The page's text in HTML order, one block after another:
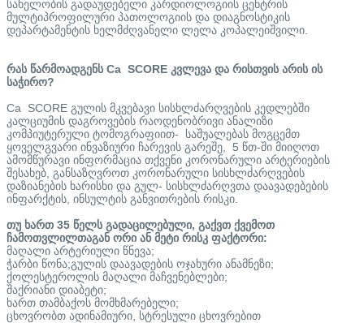
სახელობის გადაუდებელი კარდიოლოგიის ცენტრის
მულტიპროფილური პათოლოგიის და დიაგნოსტიკის
დეპარტამენტის ხელმძღვანელი ლელა კოპალეიშვილი.
რას წარმოადგენს Ca SCORE კვლევა და რისთვის არის ის
საჭირო?
Ca SCORE გულის მკვებავი სისხლძარღვების კედლებში
კალციუმის დაგროვების რაოდენობრივი ანალიზი
კომპიუტერული ტომოგრაფიით- საშუალებას მოგცემთ
ყოველგვარი ინვაზიური ჩარევის გარეშე, 5 წთ-ში მიიღოთ
ამომწურავი ინფორმაცია თქვენი კორონარული არტერიების
შესახებ, განსაზღვროთ კორონარული სისხლძარღვების
დაზიანების ხარისხი და გულ- სისხლძარღვთა დაავადებების
ინფარქტის, ინსულტის განვითრების რისკი.
თუ ხართ 35 წელს გადაცილებული, გაქვთ ქვემოთ
ჩამოთვლილთაგან ორი ან მეტი რისკ ფაქტორი:
მაღალი არტერიული წნევა;
ჭარბი წონა;გულის დაავადების ოჯახური ანამნეზი;
ქოლესტეროლის მაღალი მაჩვენებლები;
შაქრიანი დიაბეტი;
ხართ თამბაქოს მომხმარებელი;
ცხოვრობთ ადინამიური, სტრესული ცხოვრებით